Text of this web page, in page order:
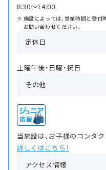
8:30〜14:00
施設によっては、営業時間と受付
お問い合わせください。
定休日
土曜午後・日曜・祝日
その他
当施設は、お子様のコンタ
詳しくはこちら！
アクセス情報